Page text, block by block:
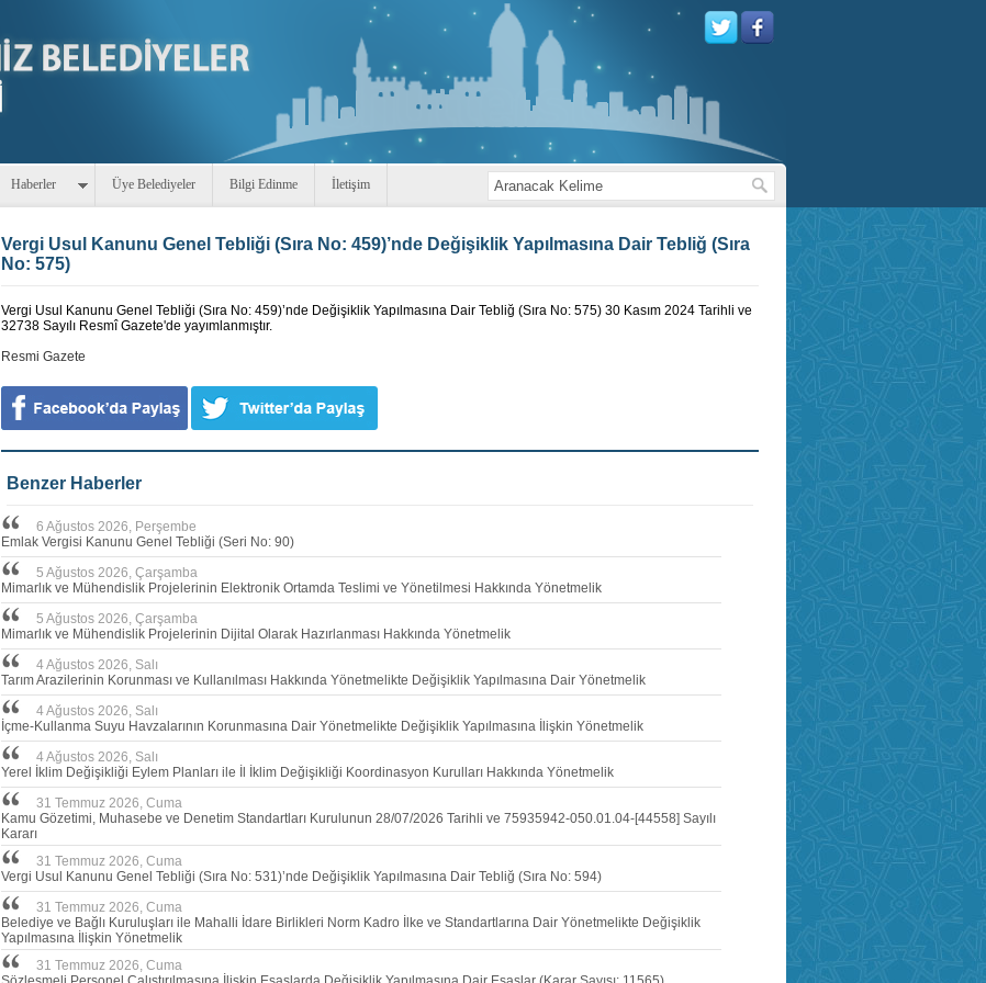
Haberler Üye Belediyeler Bilgi Edinme İletişim
Vergi Usul Kanunu Genel Tebliği (Sıra No: 459)’nde Değişiklik Yapılmasına Dair Tebliğ (Sıra
No: 575)
Vergi Usul Kanunu Genel Tebliği (Sıra No: 459)’nde Değişiklik Yapılmasına Dair Tebliğ (Sıra No: 575) 30 Kasım 2024 Tarihli ve
32738 Sayılı Resmî Gazete'de yayımlanmıştır.
Resmi Gazete
Benzer Haberler
6 Ağustos 2026, Perşembe
Emlak Vergisi Kanunu Genel Tebliği (Seri No: 90)
5 Ağustos 2026, Çarşamba
Mimarlık ve Mühendislik Projelerinin Elektronik Ortamda Teslimi ve Yönetilmesi Hakkında Yönetmelik
5 Ağustos 2026, Çarşamba
Mimarlık ve Mühendislik Projelerinin Dijital Olarak Hazırlanması Hakkında Yönetmelik
4 Ağustos 2026, Salı
Tarım Arazilerinin Korunması ve Kullanılması Hakkında Yönetmelikte Değişiklik Yapılmasına Dair Yönetmelik
4 Ağustos 2026, Salı
İçme-Kullanma Suyu Havzalarının Korunmasına Dair Yönetmelikte Değişiklik Yapılmasına İlişkin Yönetmelik
4 Ağustos 2026, Salı
Yerel İklim Değişikliği Eylem Planları ile İl İklim Değişikliği Koordinasyon Kurulları Hakkında Yönetmelik
31 Temmuz 2026, Cuma
Kamu Gözetimi, Muhasebe ve Denetim Standartları Kurulunun 28/07/2026 Tarihli ve 75935942-050.01.04-[44558] Sayılı
Kararı
31 Temmuz 2026, Cuma
Vergi Usul Kanunu Genel Tebliği (Sıra No: 531)’nde Değişiklik Yapılmasına Dair Tebliğ (Sıra No: 594)
31 Temmuz 2026, Cuma
Belediye ve Bağlı Kuruluşları ile Mahalli İdare Birlikleri Norm Kadro İlke ve Standartlarına Dair Yönetmelikte Değişiklik
Yapılmasına İlişkin Yönetmelik
31 Temmuz 2026, Cuma